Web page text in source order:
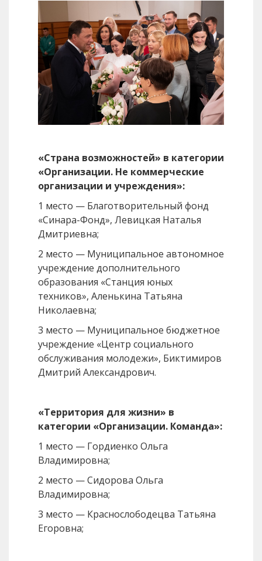
«Страна возможностей» в категории
«Организации. Не коммерческие
организации и учреждения»:
1 место — Благотворительный фонд
«Синара-Фонд», Левицкая Наталья
Дмитриевна;
2 место — Муниципальное автономное
учреждение дополнительного
образования «Станция юных
техников», Аленькина Татьяна
Николаевна;
3 место — Муниципальное бюджетное
учреждение «Центр социального
обслуживания молодежи», Биктимиров
Дмитрий Александрович.
«Территория для жизни» в
категории «Организации. Команда»:
1 место — Гордиенко Ольга
Владимировна;
2 место — Сидорова Ольга
Владимировна;
3 место — Краснослободецва Татьяна
Егоровна;